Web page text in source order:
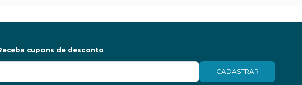
cupons de desconto
CADASTRAR